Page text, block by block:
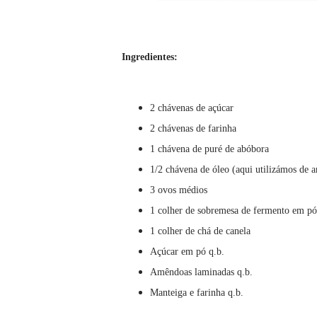
Ingredientes:
2 chávenas de açúcar
2 chávenas de farinha
1 chávena de puré de abóbora
1/2 chávena de óleo (aqui utilizámos de
3 ovos médios
1 colher de sobremesa de fermento em pó
1 colher de chá de canela
Açúcar em pó q.b.
Amêndoas laminadas q.b.
Manteiga e farinha q.b.